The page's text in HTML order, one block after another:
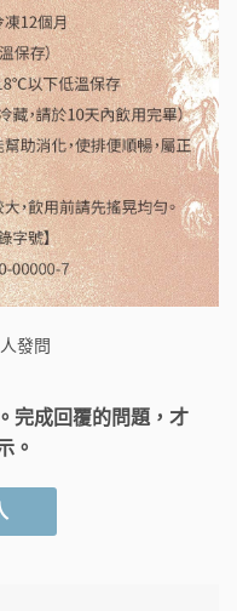
發問
完成回覆的問題，才
。